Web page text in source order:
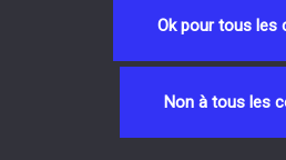
Neve| Propulsé par
Privacy and Terms
Ok pour tous les
Non à tous les